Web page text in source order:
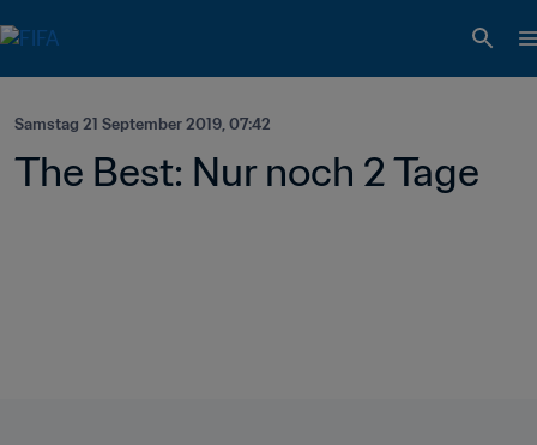
Samstag 21 September 2019, 07:42
The Best: Nur noch 2 Tage